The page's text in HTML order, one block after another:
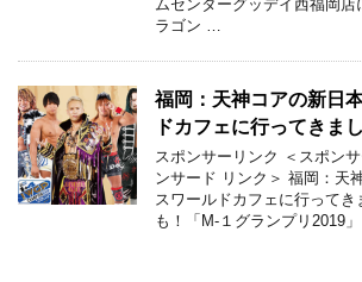
ムセンターグッデイ西福岡店
ラゴン …
福岡：天神コアの新日
ドカフェに行ってきま
スポンサーリンク ＜スポン
ンサード リンク＞ 福岡：天
スワールドカフェに行って
も！「M-１グランプリ2019